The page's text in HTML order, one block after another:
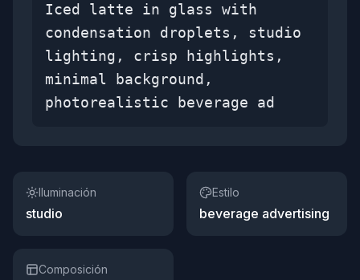
Iced latte in glass with
condensation droplets, studio
lighting, crisp highlights,
minimal background,
photorealistic beverage ad
Iluminación
studio
Estilo
beverage advertising
Composición